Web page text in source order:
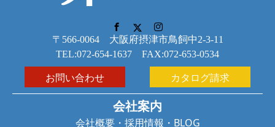
〒566-0064 大阪府摂津市鳥飼中2-3-11
TEL:072-654-1637 FAX:072-653-0534
お問い合わせ カタログ請求
会社案内
会社概要・ 採用情報 ・ BLOG